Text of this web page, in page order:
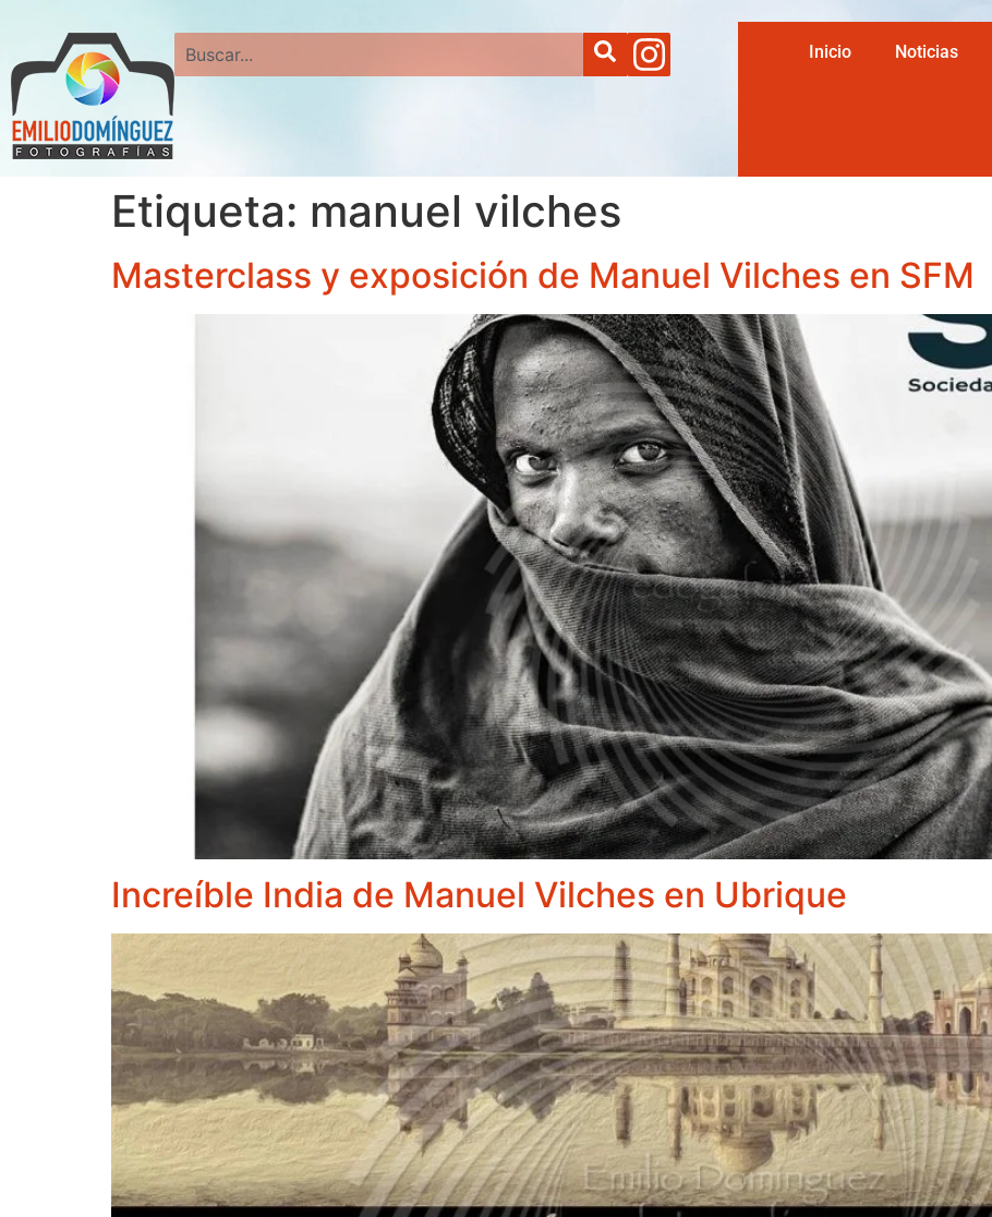
Search
Inicio Noticias
Etiqueta: manuel vilches
Masterclass y exposición de Manuel Vilches en SFM
Increíble India de Manuel Vilches en Ubrique